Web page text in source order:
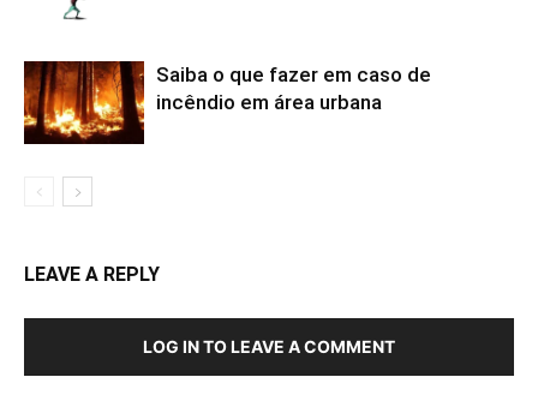
Saiba o que fazer em caso de
incêndio em área urbana
LEAVE A REPLY
LOG IN TO LEAVE A COMMENT